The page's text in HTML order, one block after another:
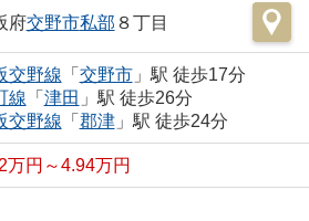
府交野市私部 ８丁目
交野線 「 交野市」駅 徒歩17分
線 「 津田 」駅 徒歩26分
交野線 「 郡津」駅 徒歩24分
万円～4.94万円